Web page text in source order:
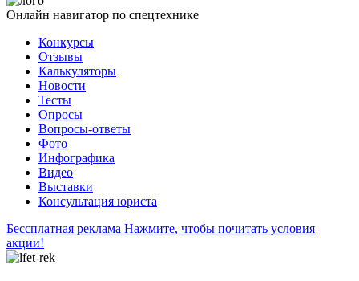
Онлайн навигатор по спецтехнике
Конкурсы
Отзывы
Калькуляторы
Новости
Тесты
Опросы
Вопросы-ответы
Фото
Инфографика
Видео
Выставки
Консультация юриста
Бессплатная реклама Нажмите, чтобы почитать условия
акции!